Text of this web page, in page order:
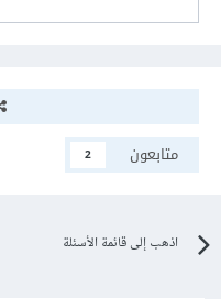
متابعون
2
اذهب إلى قائمة الأسئلة